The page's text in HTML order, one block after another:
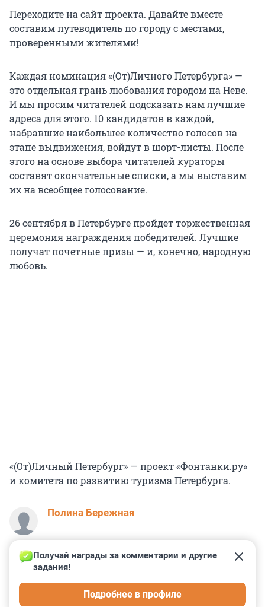
Переходите на сайт проекта. Давайте вместе
составим путеводитель по городу с местами,
проверенными жителями!
Каждая номинация «(От)Личного Петербурга» —
это отдельная грань любования городом на Неве.
И мы просим читателей подсказать нам лучшие
адреса для этого. 10 кандидатов в каждой,
набравшие наибольшее количество голосов на
этапе выдвижения, войдут в шорт-листы. После
этого на основе выбора читателей кураторы
составят окончательные списки, а мы выставим
их на всеобщее голосование.
26 сентября в Петербурге пройдет торжественная
церемония награждения победителей. Лучшие
получат почетные призы — и, конечно, народную
любовь.
«(От)Личный Петербург» — проект «Фонтанки.ру»
и комитета по развитию туризма Петербурга.
Полина Бережная
Получай награды за комментарии и другие
задания!
Подробнее в профиле